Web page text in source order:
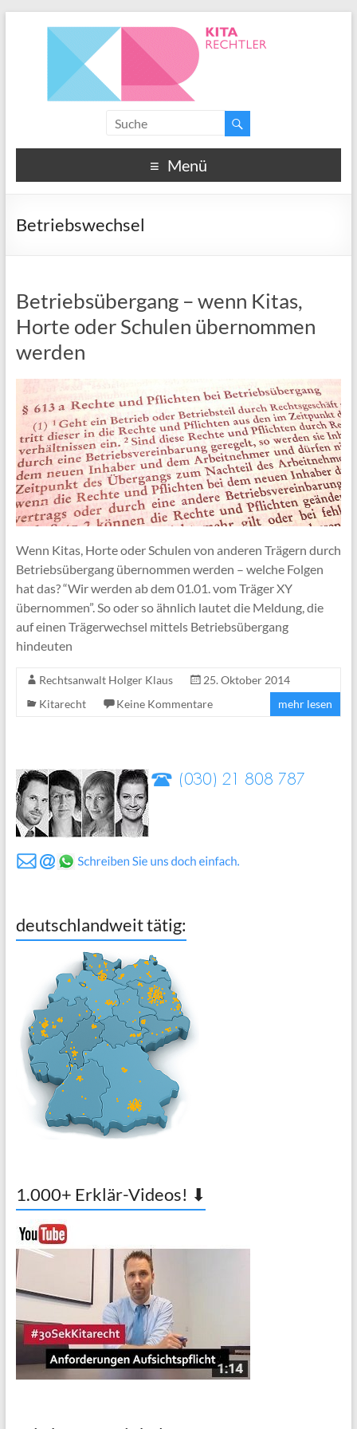
Menü
Betriebswechsel
Betriebsübergang – wenn Kitas,
Horte oder Schulen übernommen
werden
Wenn Kitas, Horte oder Schulen von anderen Trägern durch
Betriebsübergang übernommen werden – welche Folgen
hat das? “Wir werden ab dem 01.01. vom Träger XY
übernommen”. So oder so ähnlich lautet die Meldung, die
auf einen Trägerwechsel mittels Betriebsübergang
hindeuten
Rechtsanwalt Holger Klaus
25. Oktober 2014
Kitarecht
Keine Kommentare mehr lesen
deutschlandweit tätig:
1.000+ Erklär-Videos! ⬇